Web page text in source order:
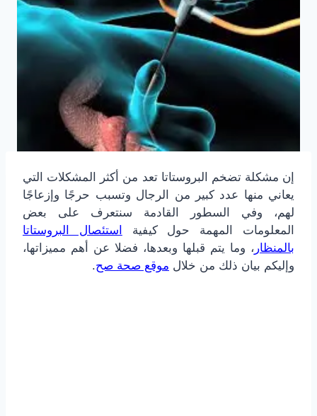
إن مشكلة تضخم البروستاتا تعد من أكثر المشكلات التي
يعاني منها عدد كبير من الرجال وتسبب حرجًا وإزعاجًا
لهم، وفي السطور القادمة سنتعرف على بعض
المعلومات المهمة حول كيفية
استئصال البروستاتا
بالمنظار ، وما يتم قبلها وبعدها، فضلا عن أهم مميزاتها،
وإليكم بيان ذلك من خلال موقع صحة صح.